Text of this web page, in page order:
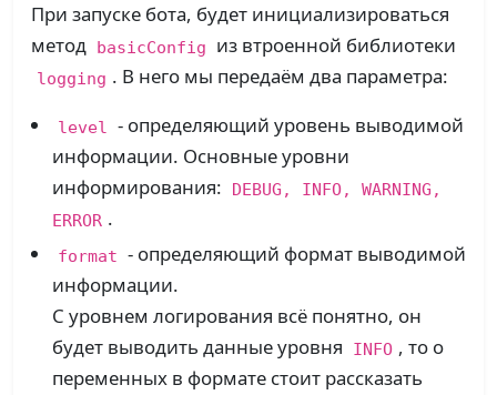
При запуске бота, будет инициализироваться
метод basicConfig из втроенной библиотеки
logging . В него мы передаём два параметра:
level
- определяющий уровень выводимой
информации. Основные уровни
информирования:
DEBUG, INFO, WARNING,
ERROR .
format - определяющий формат выводимой
информации.
С уровнем логирования всё понятно, он
будет выводить данные уровня
INFO , то о
переменных в формате стоит рассказать